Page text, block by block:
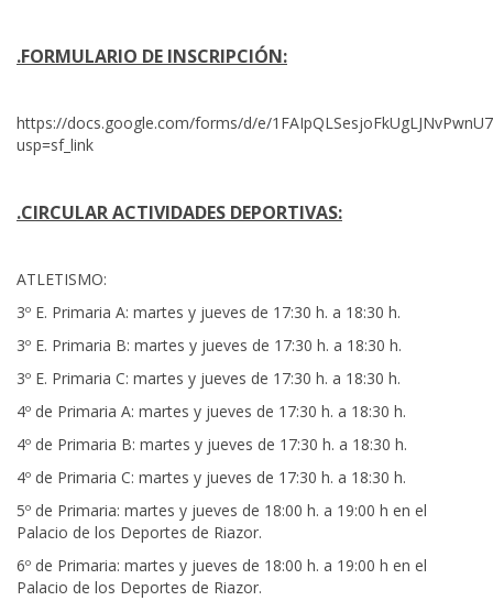
.FORMULARIO DE INSCRIPCIÓN:
https://docs.google.com/forms/d/e/
usp=sf_link
.CIRCULAR ACTIVIDADES DEPORTIVAS:
ATLETISMO:
3º E. Primaria A: martes y jueves de 17:30 h. a 18:30 h.
3º E. Primaria B: martes y jueves de 17:30 h. a 18:30 h.
3º E. Primaria C: martes y jueves de 17:30 h. a 18:30 h.
4º de Primaria A: martes y jueves de 17:30 h. a 18:30 h.
4º de Primaria B: martes y jueves de 17:30 h. a 18:30 h.
4º de Primaria C: martes y jueves de 17:30 h. a 18:30 h.
5º de Primaria: martes y jueves de 18:00 h. a 19:00 h en el
Palacio de los Deportes de Riazor.
6º de Primaria: martes y jueves de 18:00 h. a 19:00 h en el
Palacio de los Deportes de Riazor.